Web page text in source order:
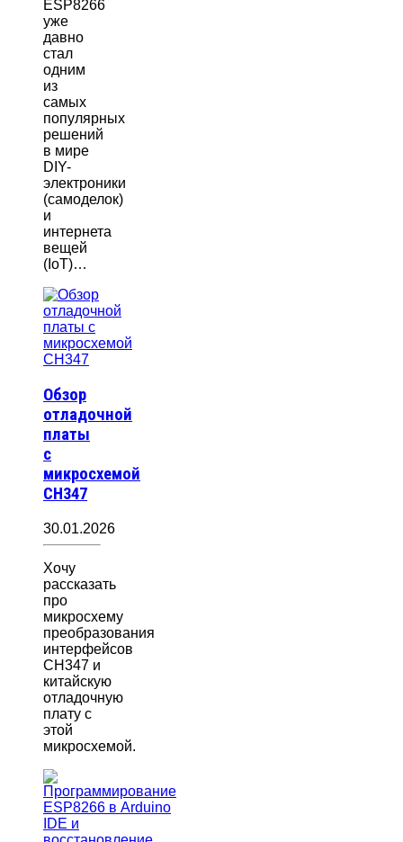
ESP8266
уже
давно
стал
одним
из
самых
популярных
решений
в мире
DIY-
электроники
(самоделок)
и
интернета
вещей
(IoT)…
Обзор
отладочной
платы
с
микросхемой
CH347
30.01.2026
Хочу
рассказать
про
микросхему
преобразования
интерфейсов
CH347 и
китайскую
отладочную
плату с
этой
микросхемой.